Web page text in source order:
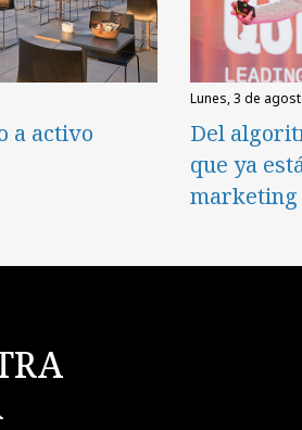
a activo
lunes, 3 de
Del
que ya
marketing